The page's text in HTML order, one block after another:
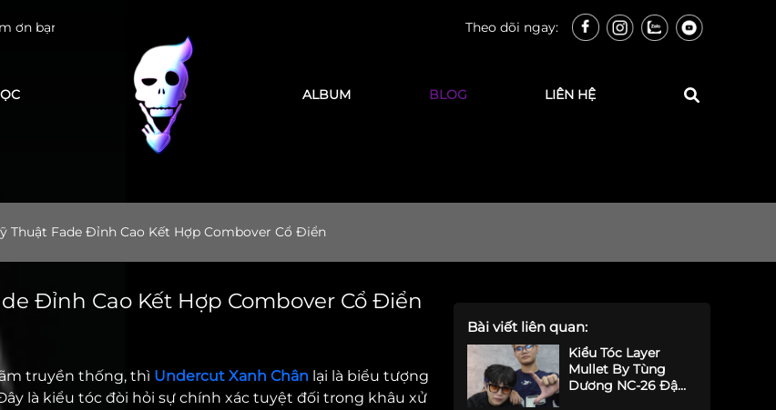
tưởng LEK Barber Academy Theo dõi ngay:
ALBUM BLOG LIÊN HỆ
Thuật Fade Đỉnh Cao Kết Hợp Combover Cổ Điển
Đỉnh Cao Kết Hợp Combover Cổ Điển
truyền thống, thì Undercut Xanh Chân lại là biểu tượng
là kiểu tóc đòi hỏi sự chính xác tuyệt đối trong khâu xử
Bài viết liên quan:
Kiểu Tóc Layer
Mullet By Tùng
Dương NC-26 Đậm